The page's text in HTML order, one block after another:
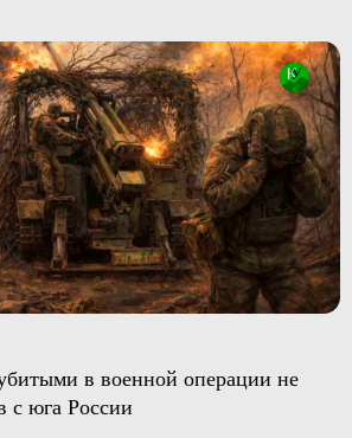
в военной операции не
с юга России